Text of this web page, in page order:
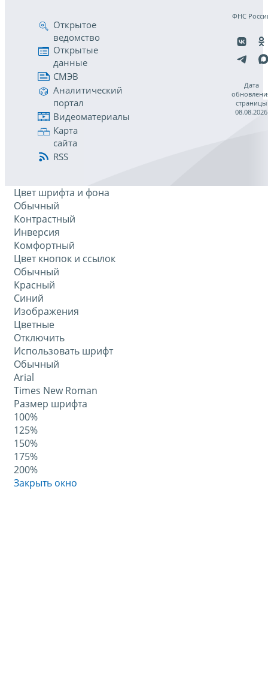
Открытое
ведомство
Открытые
данные
СМЭВ
Аналитический
портал
Видеоматериалы
Карта
сайта
RSS
ФНС
Дата
страницы
08.08.2026
Цвет шрифта и фона
Обычный
Контрастный
Инверсия
Комфортный
Цвет кнопок и ссылок
Обычный
Красный
Синий
Изображения
Цветные
Отключить
Использовать шрифт
Обычный
Arial
Times New Roman
Размер шрифта
100%
125%
150%
175%
200%
Закрыть окно